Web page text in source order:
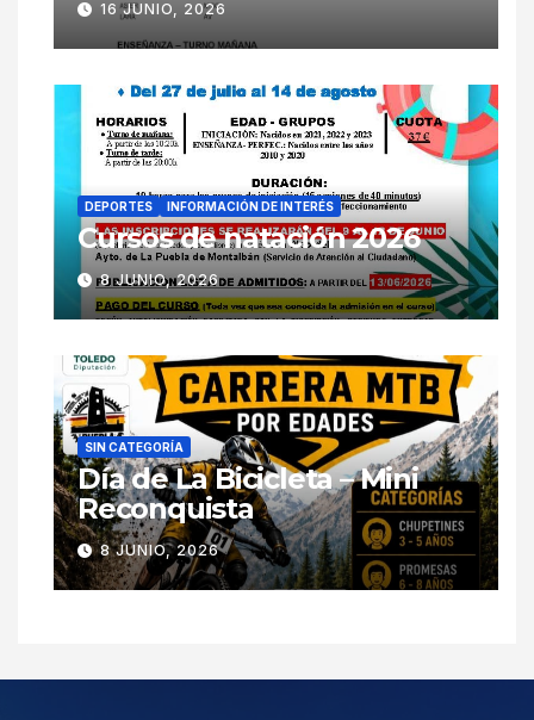
16 JUNIO, 2026
DEPORTES INFORMACIÓN DE INTERÉS
Cursos de natación 2026
8 JUNIO, 2026
SIN CATEGORÍA
Día de La Bicicleta – Mini
Reconquista
8 JUNIO, 2026